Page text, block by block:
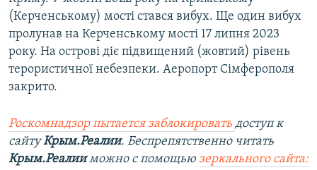
(Керченському) мості стався вибух. Ще один вибух
пролунав на Керченському мості 17 липня 2023
року. На острові діє підвищений (жовтий) рівень
терористичної небезпеки. Аеропорт Сімферополя
закрито.
Роскомнадзор пытается заблокировать доступ к
сайтуКрым.Реалии. Беспрепятственно читать
Крым.Реалииможно с помощью зеркального сайта: